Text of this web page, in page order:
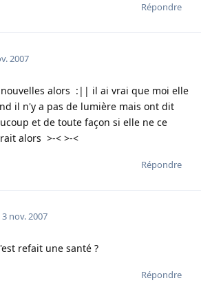
Répondre
2007
nouvelles alors :|| il ai vrai que moi elle
il n'y a pas de lumière mais ont dit
et de toute façon si elle ne ce
alors >-< >-<
Répondre
3 nov. 2007
refait une santé ?
Répondre